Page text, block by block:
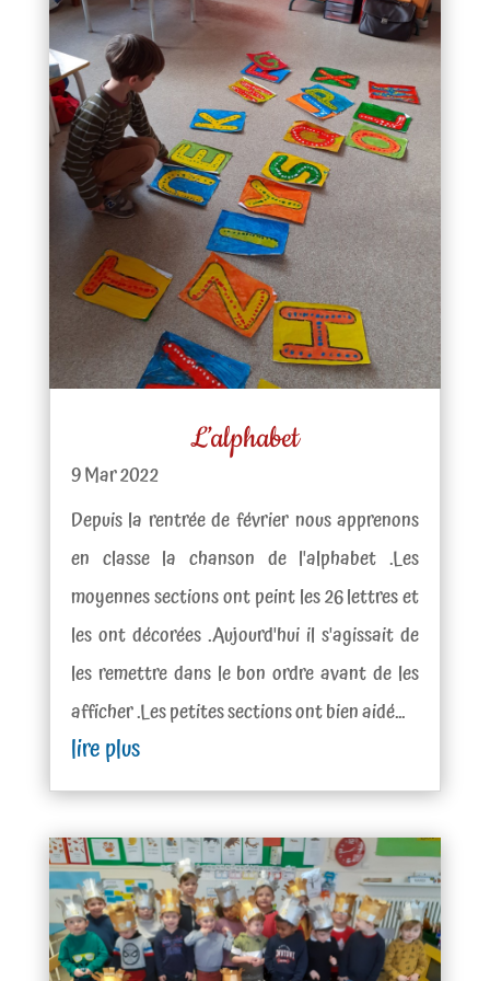
L’alphabet
9 Mar 2022
Depuis la rentrée de février nous apprenons
en classe la chanson de l'alphabet .Les
moyennes sections ont peint les 26 lettres et
les ont décorées .Aujourd'hui il s'agissait de
les remettre dans le bon ordre avant de les
afficher .Les petites sections ont bien aidé...
lire plus